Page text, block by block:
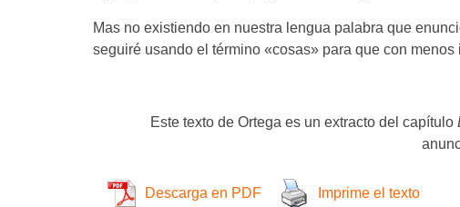
Mas no existiendo en nuestra lengua palabra que
seguiré usando el término «cosas» para que con
Este texto de Ortega es un extracto del capítulo
Descarga en PDF Imprime el texto